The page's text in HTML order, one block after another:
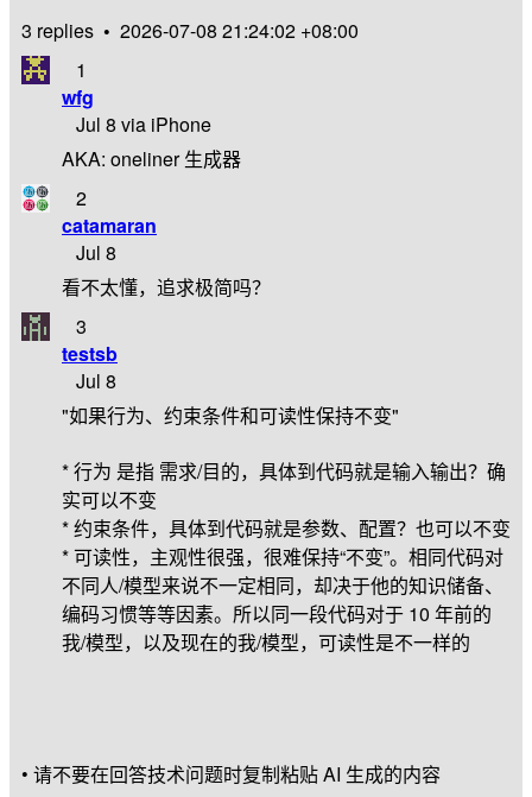
3 replies • 2026-07-08 21:24:02 +08:00
1
wfg
Jul 8 via iPhone
AKA: oneliner 生成器
2
catamaran
Jul 8
看不太懂，追求极简吗？
3
testsb
Jul 8
"如果行为、约束条件和可读性保持不变"
* 行为 是指 需求/目的，具体到代码就是输入输出？确
实可以不变
* 约束条件，具体到代码就是参数、配置？也可以不变
* 可读性，主观性很强，很难保持“不变”。相同代码对
不同人/模型来说不一定相同，却决于他的知识储备、
编码习惯等等因素。所以同一段代码对于 10 年前的
我/模型，以及现在的我/模型，可读性是不一样的
• 请不要在回答技术问题时复制粘贴 AI 生成的内容